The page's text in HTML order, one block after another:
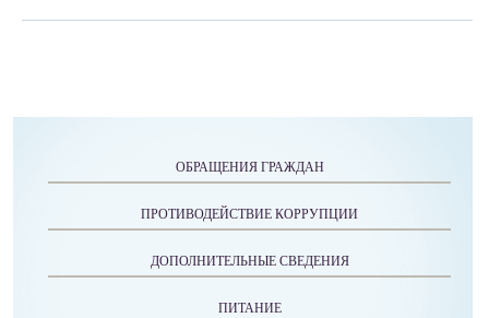
ОБРАЩЕНИЯ ГРАЖДАН
ПРОТИВОДЕЙСТВИЕ КОРРУПЦИИ
ДОПОЛНИТЕЛЬНЫЕ СВЕДЕНИЯ
ПИТАНИЕ